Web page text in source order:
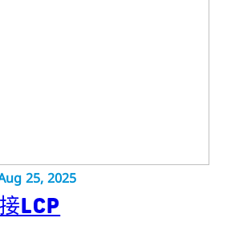
25, 2025
LCP